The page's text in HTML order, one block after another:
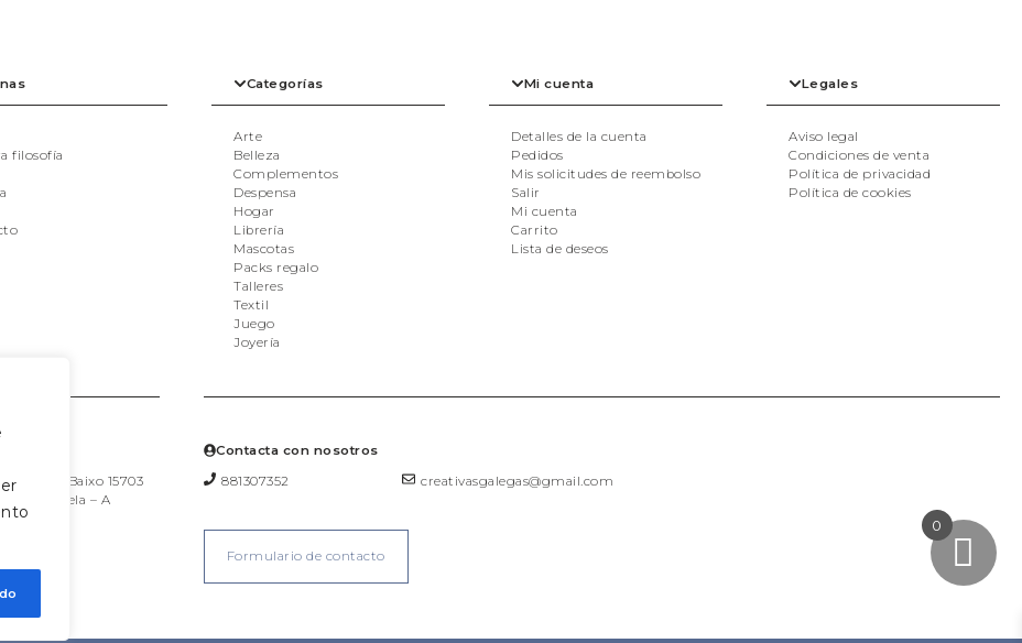
filosofía
Categorías
Arte
Belleza
Complementos
Despensa
Hogar
Librería
Mascotas
Packs regalo
Talleres
Textil
Juego
Joyería
Mi cuenta
Detalles de la cuenta
Pedidos
Mis solicitudes de reembolso
Salir
Mi cuenta
Carrito
Lista de deseos
Legales
Aviso legal
Condiciones de venta
Política de privacidad
Política de cookies
36 Baixo 15703
Compostela – A
Contacta con nosotros
881307352 creativasgalegas@gmail.com
Formulario de contacto
0